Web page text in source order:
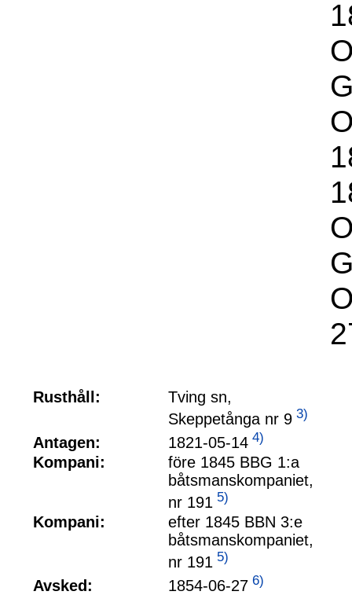
Rusthåll:
Tving sn,
Skeppetånga nr 9 3)
Antagen: 1821-05-14 4)
Kompani:
före 1845 BBG 1:a
båtsmanskompaniet,
nr 191 5)
Kompani:
efter 1845 BBN 3:e
båtsmanskompaniet,
nr 191 5)
Avsked: 1854-06-27 6)